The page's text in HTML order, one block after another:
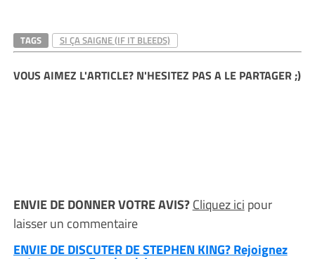
TAGS SI ÇA SAIGNE (IF IT BLEEDS)
VOUS AIMEZ L'ARTICLE? N'HESITEZ PAS A LE PARTAGER ;)
ENVIE DE DONNER VOTRE AVIS?Cliquez ici pour
laisser un commentaire
ENVIE DE DISCUTER DE STEPHEN KING? Rejoignez